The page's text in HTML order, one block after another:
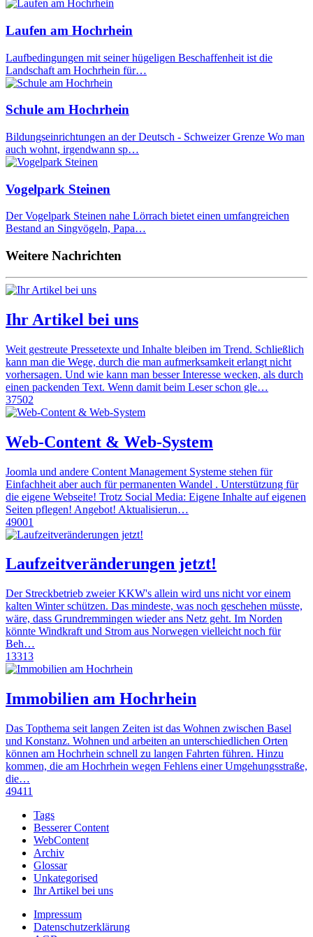
Laufen am Hochrhein
Laufbedingungen mit seiner hügeligen Beschaffenheit ist die
Landschaft am Hochrhein für…
Schule am Hochrhein
Bildungseinrichtungen an der Deutsch - Schweizer Grenze Wo man
auch wohnt, irgendwann sp…
Vogelpark Steinen
Der Vogelpark Steinen nahe Lörrach bietet einen umfangreichen
Bestand an Singvögeln, Papa…
Weitere Nachrichten
Ihr Artikel bei uns
Weit gestreute Pressetexte und Inhalte bleiben im Trend. Schließlich
kann man die Wege, durch die man aufmerksamkeit erlangt nicht
vorhersagen. Und wie kann man besser Interesse wecken, als durch
einen packenden Text. Wenn damit beim Leser schon gle…
37502
Web-Content & Web-System
Joomla und andere Content Management Systeme stehen für
Einfachheit aber auch für permanenten Wandel . Unterstützung für
die eigene Webseite! Trotz Social Media: Eigene Inhalte auf eigenen
Seiten pflegen! Angebot! Aktualisierun…
49001
Laufzeitveränderungen jetzt!
Der Streckbetrieb zweier KKW's allein wird uns nicht vor einem
kalten Winter schützen. Das mindeste, was noch geschehen müsste,
wäre, dass Grundremmingen wieder ans Netz geht. Im Norden
könnte Windkraft und Strom aus Norwegen vielleicht noch für
Beh…
13313
Immobilien am Hochrhein
Das Topthema seit langen Zeiten ist das Wohnen zwischen Basel
und Konstanz. Wohnen und arbeiten an unterschiedlichen Orten
können am Hochrhein schnell zu langen Fahrten führen. Hinzu
kommen, die am Hochrhein wegen Fehlens einer Umgehungsstraße,
die…
49411
Tags
Besserer Content
WebContent
Archiv
Glossar
Unkategorised
Ihr Artikel bei uns
Impressum
Datenschutzerklärung